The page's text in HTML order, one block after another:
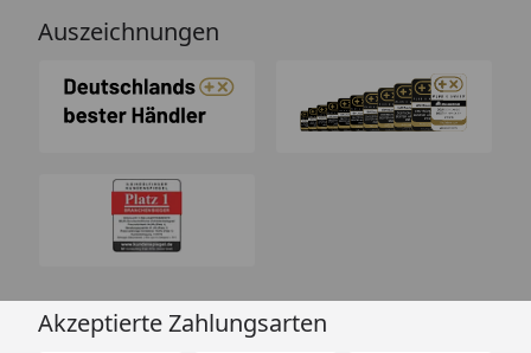
Auszeichnungen
Akzeptierte Zahlungsarten